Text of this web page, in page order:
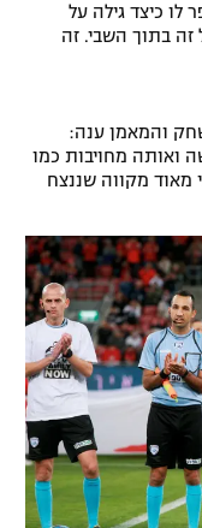
לו כיצד גילה על
בתוך השבי. זה
והמאמן ענה:
ואותה מחויבות כמו
מאוד מקווה שננצח